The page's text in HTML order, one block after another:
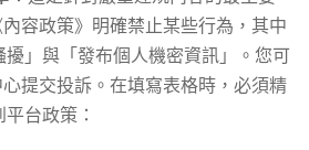
容政策》明確禁止某些行為，其中
」與「發布個人機密資訊」。您可
提交投訴。在填寫表格時，必須精
台政策：